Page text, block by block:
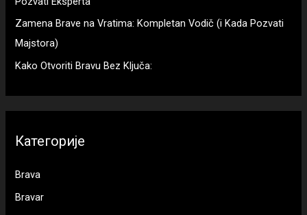
Zamena Brave na Vratima: Kompletan Vodič (i Kada Pozvati
Majstora)
Kako Otvoriti Bravu Bez Ključa:
Категорије
Brava
Bravar